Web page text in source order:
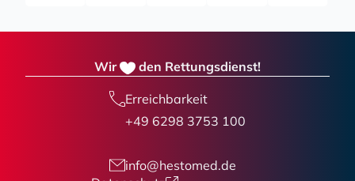
Wir den Rettungsdienst!
Erreichbarkeit
+49 6298 3753 100
info@hestomed.de